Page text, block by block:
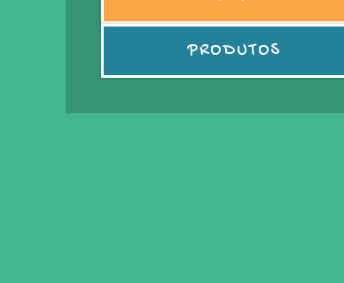
PRODUTOS